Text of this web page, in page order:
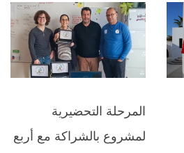
المرحلة التحضيرية
لمشروع بالشراكة مع أربع